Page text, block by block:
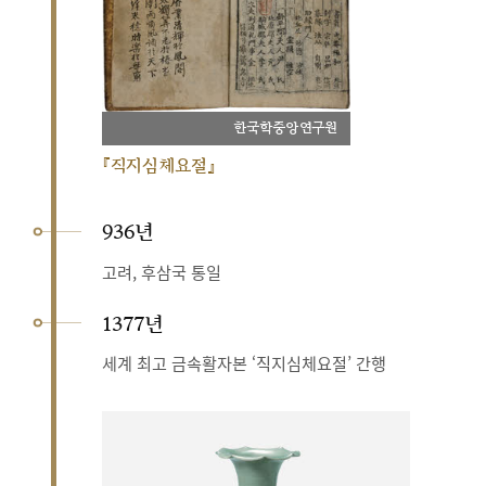
한국학중앙연구원
『직지심체요절』
936년
고려, 후삼국 통일
1377년
세계 최고 금속활자본 ‘직지심체요절’ 간행